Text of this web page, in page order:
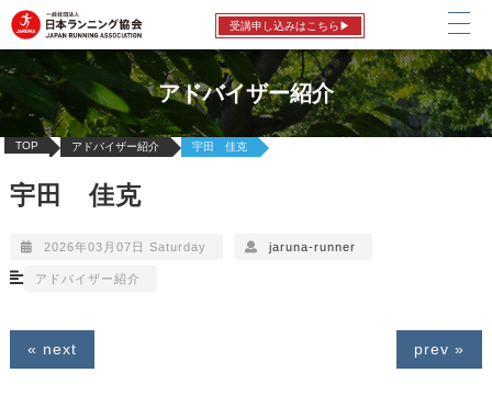
受講申し込みはこちら▶
アドバイザー紹介
TOP アドバイザー紹介 宇田 佳克
宇田 佳克
2026年03月07日 Saturday jaruna-runner
アドバイザー紹介
« next prev »